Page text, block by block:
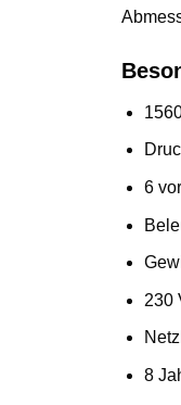
6
230
8